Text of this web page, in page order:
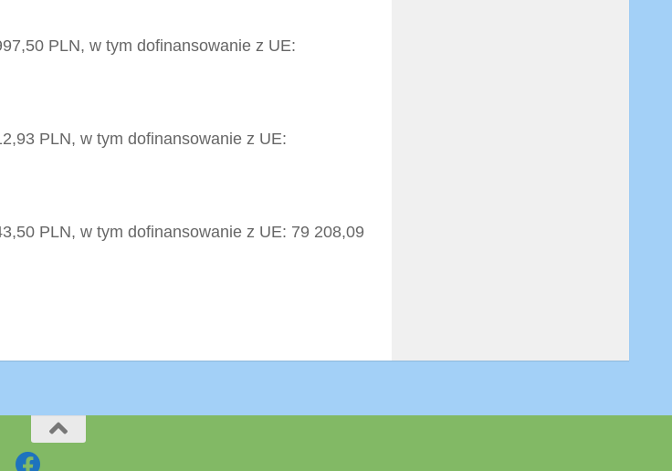
PLN, w tym dofinansowanie z UE:
PLN, w tym dofinansowanie z UE:
PLN, w tym dofinansowanie z UE: 79 208,09